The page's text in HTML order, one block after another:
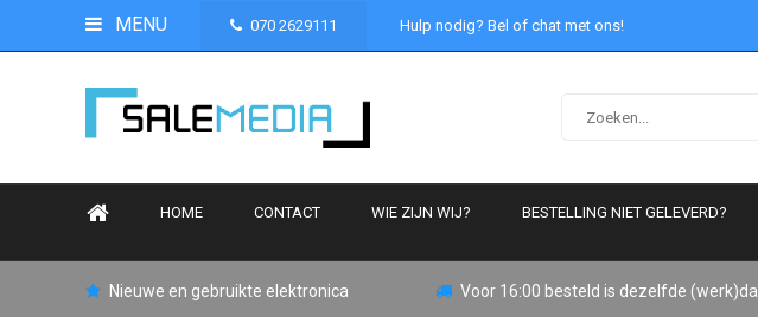
MENU 070 2629111 Hulp nodig? Bel of chat met ons!
HOME CONTACT WIE ZIJN WIJ? BESTELLING NIET GELEVERD?
Nieuwe en gebruikte elektronica Voor 16:00 besteld is dezelfde